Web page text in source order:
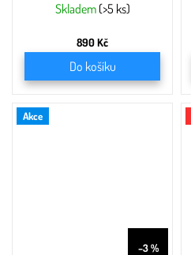
Skladem (>5 ks)
890 Kč
Do košíku
Akce
–3 %